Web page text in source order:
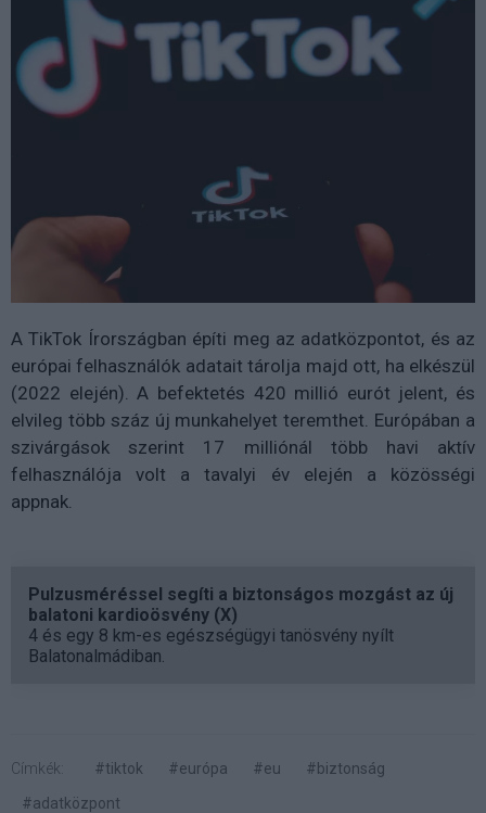
A TikTok Írországban építi meg az adatközpontot, és az
európai felhasználók adatait tárolja majd ott, ha elkészül
(2022 elején). A befektetés 420 millió eurót jelent, és
elvileg több száz új munkahelyet teremthet. Európában a
szivárgások szerint 17 milliónál több havi aktív
felhasználója volt a tavalyi év elején a közösségi
appnak.
Pulzusméréssel segíti a biztonságos mozgást az új
balatoni kardioösvény (X)
4 és egy 8 km-es egészségügyi tanösvény nyílt
Balatonalmádiban.
Címkék: #tiktok #európa #eu
#biztonság
#adatközpont